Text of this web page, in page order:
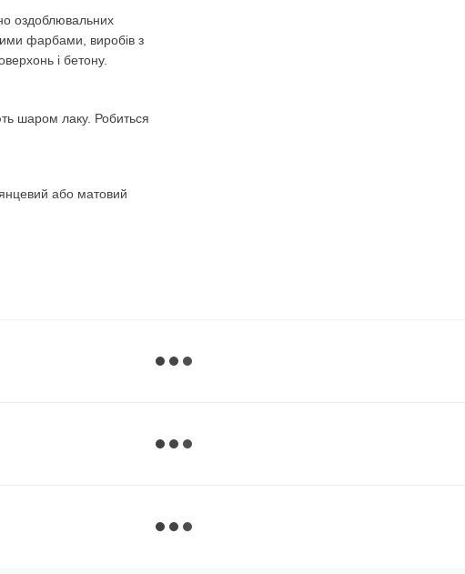
оздоблювальних
фарбами, виробів з
і бетону.
шаром лаку. Робиться
або матовий